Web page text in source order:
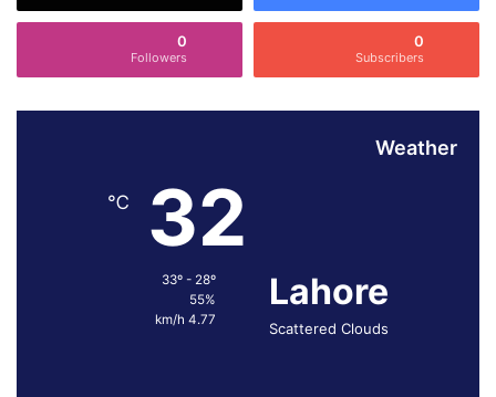
ا
ن
0
Subscribers
0
Followers
Weather
Lahore
Scattered Clouds
32
℃
55%
4.77 km/h